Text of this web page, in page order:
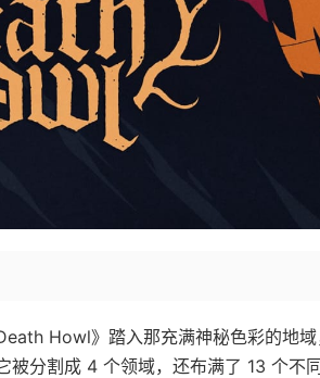
Howl》踏入那充满神秘色彩的地域
被分割成 4 个领域，还布满了 13 个不